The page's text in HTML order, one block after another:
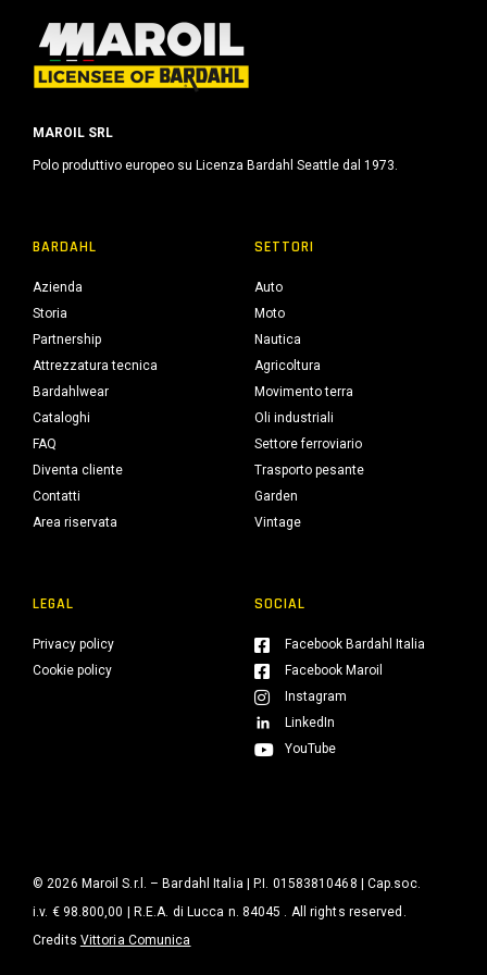
MAROIL SRL
Polo produttivo europeo su Licenza Bardahl Seattle dal 1973.
BARDAHL
Azienda
Storia
Partnership
Attrezzatura tecnica
Bardahlwear
Cataloghi
FAQ
Diventa cliente
Contatti
Area riservata
SETTORI
Auto
Moto
Nautica
Agricoltura
Movimento terra
Oli industriali
Settore ferroviario
Trasporto pesante
Garden
Vintage
LEGAL
Privacy policy
Cookie policy
SOCIAL
Facebook Bardahl Italia
Facebook Maroil
Instagram
LinkedIn
YouTube
© 2026 Maroil S.r.l. – Bardahl Italia | P.I. 01583810468 | Cap.soc.
i.v. € 98.800,00 | R.E.A. di Lucca n. 84045 . All rights reserved.
Credits Vittoria Comunica